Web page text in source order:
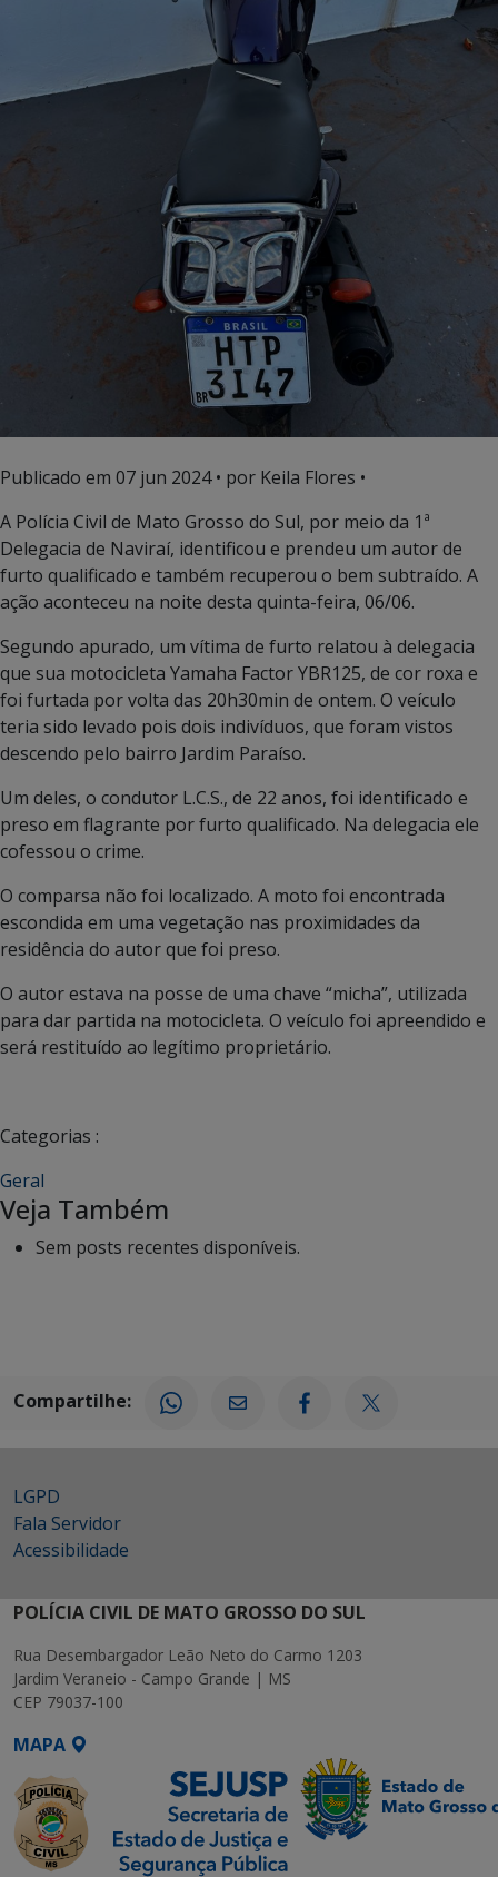
Publicado em 07 jun 2024• por Keila Flores •
A Polícia Civil de Mato Grosso do Sul, por meio da 1ª
Delegacia de Naviraí, identificou e prendeu um autor de
furto qualificado e também recuperou o bem subtraído. A
ação aconteceu na noite desta quinta-feira, 06/06.
Segundo apurado, um vítima de furto relatou à delegacia
que sua motocicleta Yamaha Factor YBR125, de cor roxa e
foi furtada por volta das 20h30min de ontem. O veículo
teria sido levado pois dois indivíduos, que foram vistos
descendo pelo bairro Jardim Paraíso.
Um deles, o condutor L.C.S., de 22 anos, foi identificado e
preso em flagrante por furto qualificado. Na delegacia ele
cofessou o crime.
O comparsa não foi localizado. A moto foi encontrada
escondida em uma vegetação nas proximidades da
residência do autor que foi preso.
O autor estava na posse de uma chave “micha”, utilizada
para dar partida na motocicleta. O veículo foi apreendido e
será restituído ao legítimo proprietário.
Categorias :
Geral
Veja Também
Sem posts recentes disponíveis.
Compartilhe:
LGPD
Fala Servidor
Acessibilidade
POLÍCIA CIVIL DE MATO GROSSO DO SUL
Rua Desembargador Leão Neto do Carmo 1203
Jardim Veraneio - Campo Grande | MS
CEP 79037-100
MAPA